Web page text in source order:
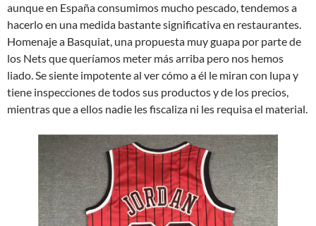
aunque en España consumimos mucho pescado, tendemos a
hacerlo en una medida bastante significativa en restaurantes.
Homenaje a Basquiat, una propuesta muy guapa por parte de
los Nets que queríamos meter más arriba pero nos hemos
liado. Se siente impotente al ver cómo a él le miran con lupa y
tiene inspecciones de todos sus productos y de los precios,
mientras que a ellos nadie les fiscaliza ni les requisa el material.